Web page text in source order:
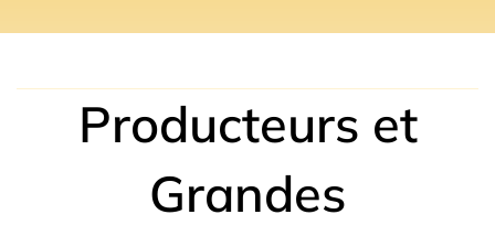
Producteurs et
Grandes